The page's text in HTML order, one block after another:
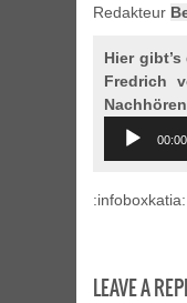
Redakteur
Hier
Fredrich
Audio
Player
00:00
:infoboxkatia:
LEAVE A